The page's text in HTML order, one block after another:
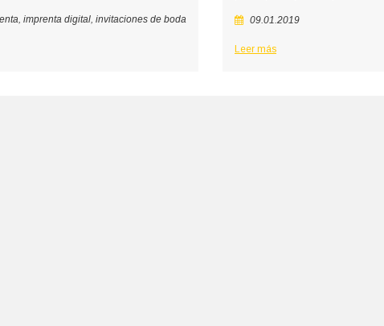
, imprenta digital, invitaciones de boda 09.01.2019
Leer más